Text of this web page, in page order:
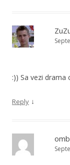
:)) Sa vezi drama
Reply ↓